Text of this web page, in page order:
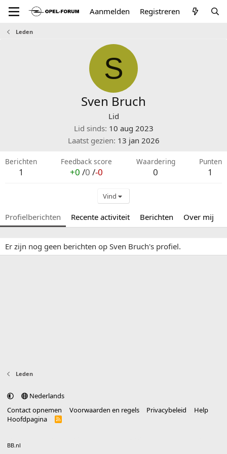
Aanmelden Registreren
Leden
S
Sven Bruch
Lid
Lid sinds 10 aug 2023
Laatst gezien 13 jan 2026
Berichten
1
Feedback score
+0 /0 /-0
Waardering
0
Punten
1
Vind
Profielberichten Recente activiteit Berichten Over mij
Er zijn nog geen berichten op Sven Bruch's profiel.
Leden
Nederlands
Contact opnemen
Voorwaarden en regels Privacybeleid
Help
Hoofdpagina
R
BB.nl